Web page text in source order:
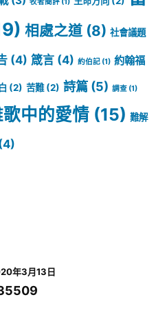
相處之道 (8) 社會議題
(4) 箴言 (4) 約伯記 (1) 約翰福
(2) 苦難(2) 詩篇 (5) 調查 (1)
中的愛情 (15) 難解
年3月13日